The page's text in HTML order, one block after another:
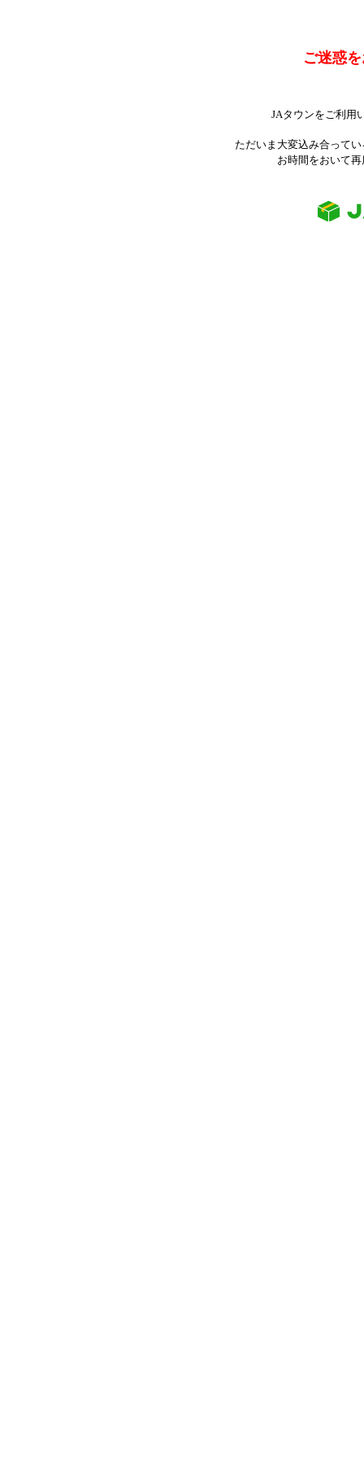
ご迷惑
JAタウンをご利用
ただいま大変込み合って
お時間をおいて